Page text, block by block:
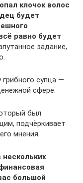
клочок волос
будет
равно будет
задание,
супца —
сфере.
был
подчёркивает
мнения.
нескольких
большой